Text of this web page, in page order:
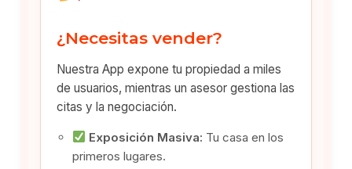
¿Necesitas vender?
Nuestra App expone tu propiedad a miles
de usuarios, mientras un asesor gestiona las
citas y la negociación.
Exposición Masiva: Tu casa en los
primeros lugares.